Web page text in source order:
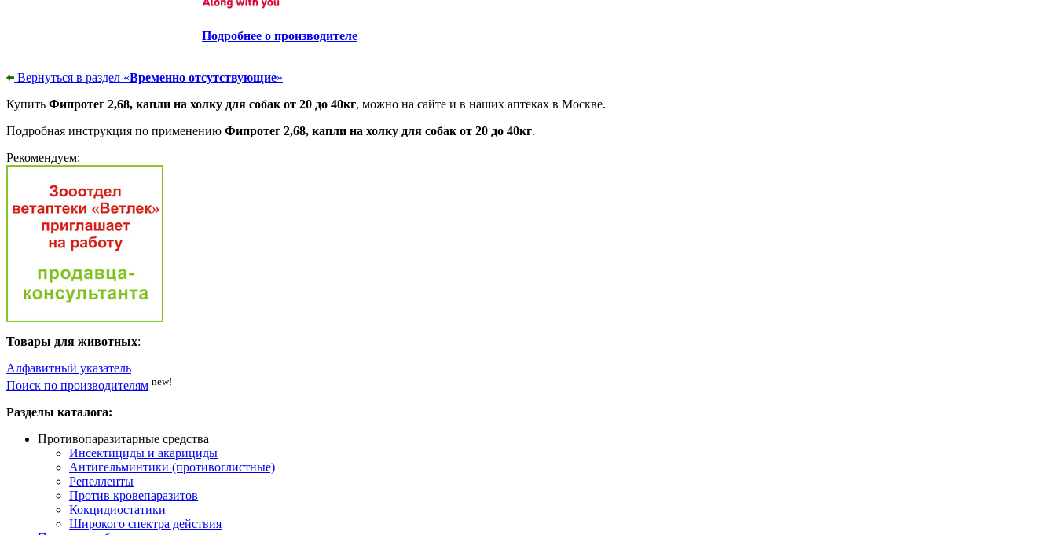
Подробнее о производителе
Вернуться в раздел «Временно отсутствующие»
Купить Фипротег 2,68, капли на холку для собак от 20 до 40кг, можно на сайте и в наших аптеках в Москве.
Подробная инструкция по применению Фипротег 2,68, капли на холку для собак от 20 до 40кг.
Рекомендуем:
Товары для животных:
Алфавитный указатель
Поиск по производителям new!
Разделы каталога:
Противопаразитарные средства
Инсектициды и акарициды
Антигельминтики (противоглистные)
Репелленты
Против кровепаразитов
Кокцидиостатики
Широкого спектра действия